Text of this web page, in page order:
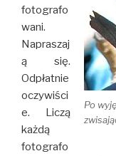
Po
fotografo
wani.
Napraszaj
ą się.
Odpłatnie
oczywiści
e. Liczą
każdą
fotografo